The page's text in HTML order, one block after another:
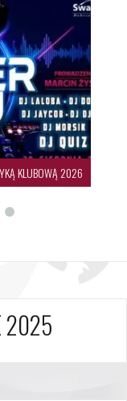
KLUBOWĄ 2026
2025